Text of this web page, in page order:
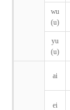
wu
(u)
yu
(u)
ai
ei